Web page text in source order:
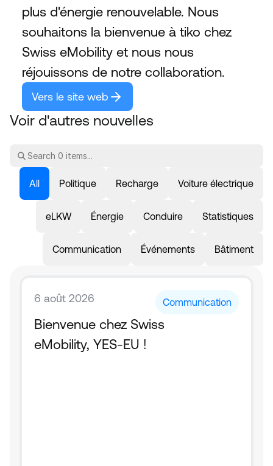
plus d'énergie renouvelable. Nous
souhaitons la bienvenue à tiko chez
Swiss eMobility et nous nous
réjouissons de notre collaboration.
Vers le site web
Voir d'autres nouvelles
All Politique Recharge Voiture électrique
eLKW Énergie Conduire Statistiques
Communication Événements Bâtiment
6 août 2026 Communication
Bienvenue chez Swiss
eMobility, YES-EU !